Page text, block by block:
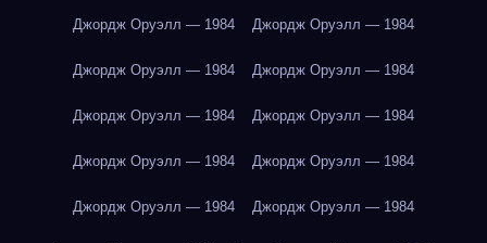
Джордж Оруэлл — 1984 Джордж Оруэлл — 1984
Джордж Оруэлл — 1984 Джордж Оруэлл — 1984
Джордж Оруэлл — 1984 Джордж Оруэлл — 1984
Джордж Оруэлл — 1984 Джордж Оруэлл — 1984
Джордж Оруэлл — 1984 Джордж Оруэлл — 1984